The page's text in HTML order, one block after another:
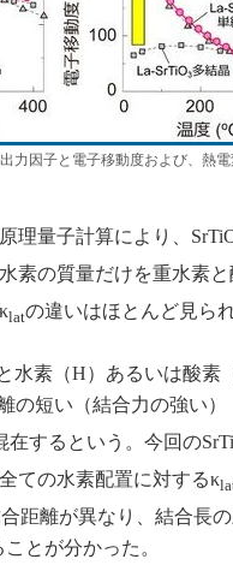
力因子と電子移動度および、熱
理量子計算により、
素の質量だけを重水素
latの違いはほとんど見ら
素（H）あるいは酸素
の短い（結合力の強い
するという。今回の
ての水素配置に対するκ
距離が異なり、結合長
とが分かった。